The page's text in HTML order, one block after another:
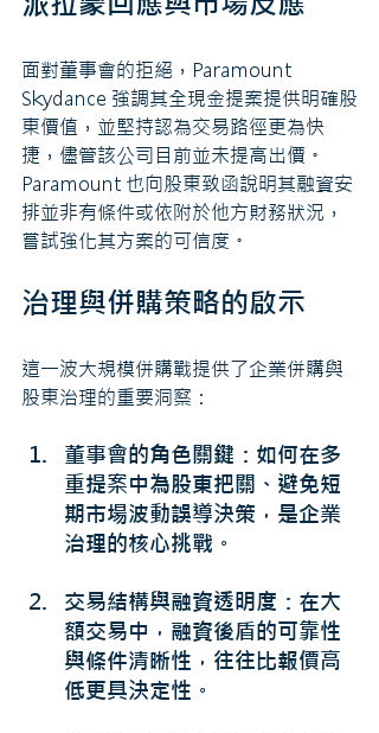
面對董事會的拒絕，Paramount
Skydance 強調其全現金提案提供明確股
東價值，並堅持認為交易路徑更為快
捷，儘管該公司目前並未提高出價。
Paramount 也向股東致函說明其融資安
排並非有條件或依附於他方財務狀況，
嘗試強化其方案的可信度。
治理與併購策略的啟示
這一波大規模併購戰提供了企業併購與
股東治理的重要洞察：
董事會的角色關鍵：如何在多
重提案中為股東把關、避免短
期市場波動誤導決策，是企業
治理的核心挑戰。
交易結構與融資透明度：在大
額交易中，融資後盾的可靠性
與條件清晰性，往往比報價高
低更具決定性。